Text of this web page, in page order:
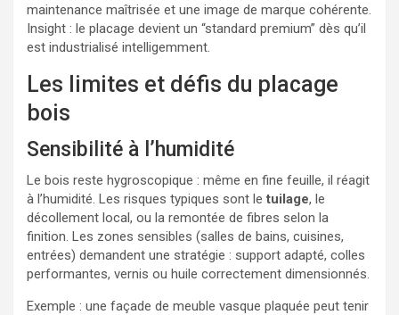
maintenance maîtrisée et une image de marque cohérente.
Insight : le placage devient un “standard premium” dès qu’il
est industrialisé intelligemment.
Les limites et défis du placage
bois
Sensibilité à l’humidité
Le bois reste hygroscopique : même en fine feuille, il réagit
à l’humidité. Les risques typiques sont letuilage, le
décollement local, ou la remontée de fibres selon la
finition. Les zones sensibles (salles de bains, cuisines,
entrées) demandent une stratégie : support adapté, colles
performantes, vernis ou huile correctement dimensionnés.
Exemple : une façade de meuble vasque plaquée peut tenir